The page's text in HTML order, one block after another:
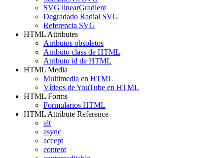
SVG linearGradient
Degradado Radial SVG
Referencia SVG
HTML Attributes
Atributos obsoletos
Atributo class de HTML
Atributo id de HTML
HTML Media
Multimedia en HTML
Vídeos de YouTube en HTML
HTML Forms
Formularios HTML
HTML Attribute Reference
alt
async
accept
content